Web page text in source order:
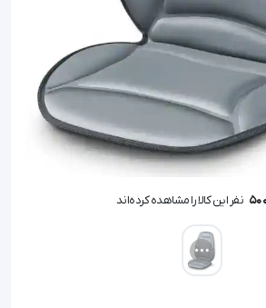
نفر این کالا را مشاهده کرده‌اند